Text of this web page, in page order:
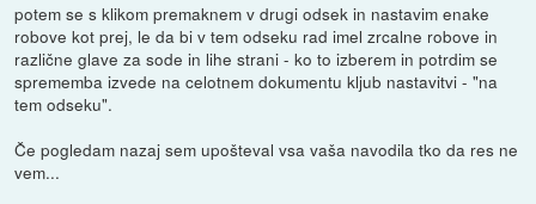
potem se s klikom premaknem v drugi odsek in nastavim enake
robove kot prej, le da bi v tem odseku rad imel zrcalne robove in
različne glave za sode in lihe strani - ko to izberem in potrdim se
sprememba izvede na celotnem dokumentu kljub nastavitvi - "na
tem odseku".
Če pogledam nazaj sem upošteval vsa vaša navodila tko da res ne
vem...